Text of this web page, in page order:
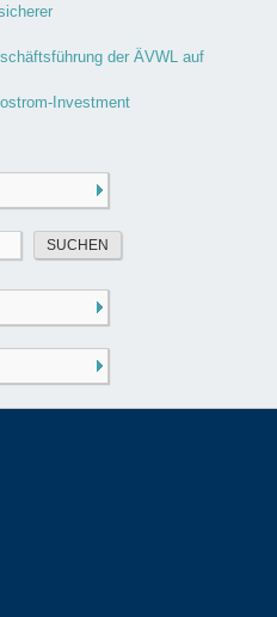
der ÄVWL auf
Investment